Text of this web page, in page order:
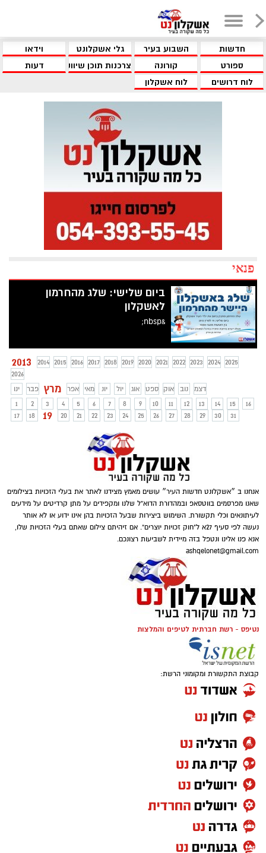
חדשות השבוע בעיר גלי אשקלונט
וידאו
ספורט
קורונה צרכנות תוכן שיווקי
דעות
לוח דרושים
לוח אשקלון
פנאי
ביום שלישי: שלג מהחרמון
לאשקלון
&nbsp;
2013 2014 2015 2016 2017 2018 2019 2020 2021 2022 2023 2024 2025
2026
ינו
פבר מרץ אפר מאי יונ יול אוג ספט אוק נוב
דצמ
1
2 3 4 5 6 7 8 9 10 11 12 13 14 15
16
17
18 19 20 21 22 23 24 25 26 27 28 29 30 31
אנחנו ב ״אשקלונט חדשות העיר״ עושים מאמץ מצידנו לאתר את בעלי הזכויות בצילומים
שאנו מפרסמים בווטסאפ ובמהדורת הדוא"ל שלנו ומקפידים על מתן קרדיטים על מידעים
לעיתונאים וכלי תקשורת. השימוש ביצירות שבעל הזכויות בהן אינו ידוע או לא אותר
נעשה לפי סעיף 27א ל"חוק זכויות יוצרים". אם זיהיתם צילום שאתם בעלי הזכויות שלו,
אנא פנו אלינו ונטפל בזה מיידית לשביעות רצונכם.
ashqelonet@gmail.com
נטיפס - רשת חברתית לטיפים והמלצות
קבוצת התקשורת ומקומוני הרשת: